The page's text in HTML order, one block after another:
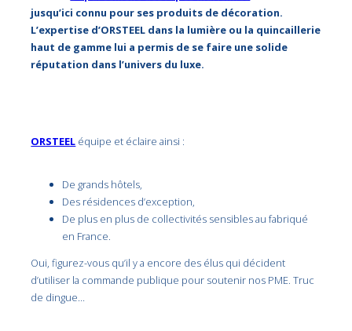
jusqu’ici connu pour ses produits de décoration.
L’expertise d’ORSTEEL dans la lumière ou la quincaillerie
haut de gamme lui a permis de se faire une solide
réputation dans l’univers du luxe.
ORSTEEL équipe et éclaire ainsi :
De grands hôtels,
Des résidences d’exception,
De plus en plus de collectivités sensibles au fabriqué
en France.
Oui, figurez-vous qu’il y a encore des élus qui décident
d’utiliser la commande publique pour soutenir nos PME. Truc
de dingue…